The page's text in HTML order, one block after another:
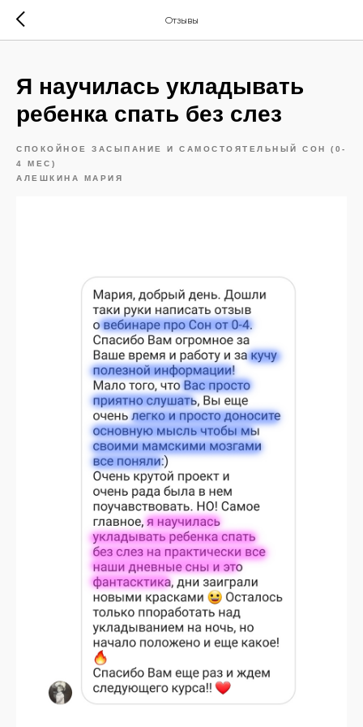
Отзывы
Я научилась укладывать
ребенка спать без слез
СПОКОЙНОЕ ЗАСЫПАНИЕ И САМОСТОЯТЕЛЬНЫЙ СОН (0-
4 МЕС)
АЛЕШКИНА МАРИЯ